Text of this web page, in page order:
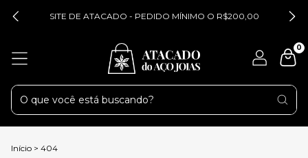
SITE DE ATACADO - PEDIDO MÍNIMO O R$200,00
0
Início > 404